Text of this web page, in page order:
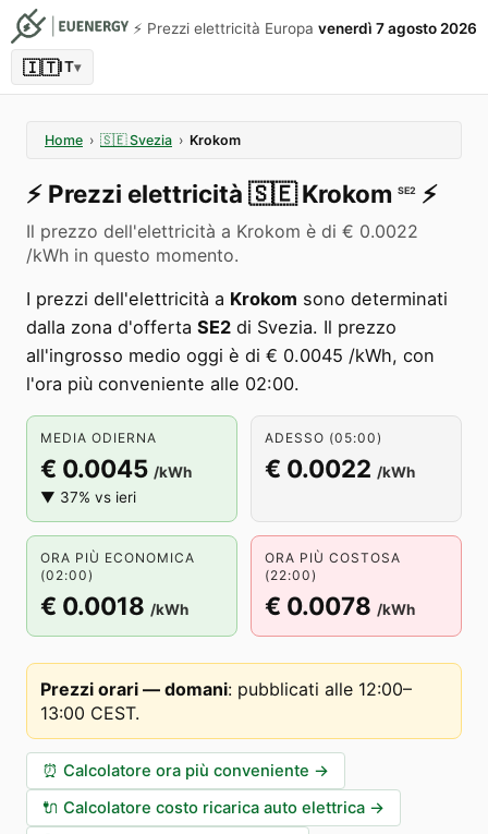
⚡️ Prezzi elettricità Europa venerdì 7 agosto 2026
🇮🇹IT▾
Home › 🇸🇪 Svezia › Krokom
⚡️ Prezzi elettricità 🇸🇪 Krokom SE2 ⚡️
Il prezzo dell'elettricità a Krokom è di € 0.0022
/kWh in questo momento.
I prezzi dell'elettricità a Krokom sono determinati
dalla zona d'offerta SE2 di Svezia. Il prezzo
all'ingrosso medio oggi è di € 0.0045 /kWh, con
l'ora più conveniente alle 02:00.
MEDIA ODIERNA
€ 0.0045 /kWh
▼ 37% vs ieri
ADESSO (05:00)
€ 0.0022 /kWh
ORA PIÙ ECONOMICA
(02:00)
€ 0.0018 /kWh
ORA PIÙ COSTOSA
(22:00)
€ 0.0078 /kWh
Prezzi orari — domani: pubblicati alle 12:00–
13:00 CEST.
⏰ Calcolatore ora più conveniente →
🔌 Calcolatore costo ricarica auto elettrica →